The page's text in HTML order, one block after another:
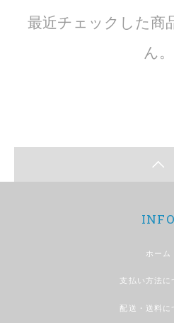
最近チェックした商
ん。
INFO
ホーム
支払い方法に
配送・送料に